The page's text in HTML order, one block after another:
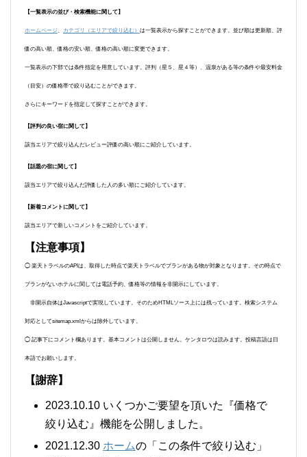
【一覧表示の並び・検索機能に関して】
ホームページ 、 カテゴリ（エリアで絞り込む） は一覧表示から探すことができます。並び順は更新順、評
価の高い順、価格の安い順、価格の高い順に変更できます。
一覧表示の下部では条件指定を用意しています。評判（星５、星４等）、温泉がある等の条件や最安料金
（目安）の価格帯で絞り込むことができます。
さらにキーワードを指定して探すことができます。
【評判の良い宿に関して】
該当エリアで絞り込んだレビュー評価の高い順にご紹介しています。
【話題の宿に関して】
該当エリアで絞り込んだ評価した人の多い順にご紹介しています。
【新着コメントに関して】
該当エリアで新しいコメントをご紹介しています。
【注意事項】
◯ 楽天トラベルのAPIは、取得した時点で楽天トラベルでプランがある物が対象となります。その時点で
プランがないホテルに関しては電話予約、価格等の情報を非開示にしています。
非開示自体はJavascriptで実現しています。そのためHTMLソース上には残っています。検索システム
対応としてsitemap.xmlからは除外しています。
◯ 記事下にコメント欄あります。基本コメントは公開しません。ケンタロウは読みます。投稿言語は日
本語でお願いします。
【謝辞】
2023.10.10 いくつかご要望を頂いた『価格で
絞り込む』機能を公開しました。
2021.12.30 ホームの「この条件で絞り込む」